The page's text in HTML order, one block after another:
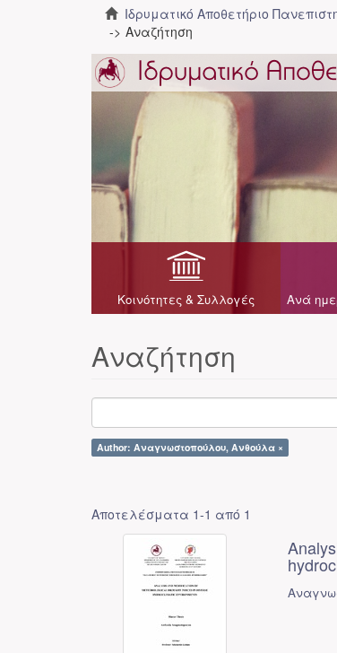
Ιδρυματικό Αποθετήριο
Αναζήτηση
Κοινότητες & Συλλογές Ανά
Αναζήτηση
Author: Αναγνωστοπούλου, Ανθούλα ×
Αποτελέσματα 1-1 από 1